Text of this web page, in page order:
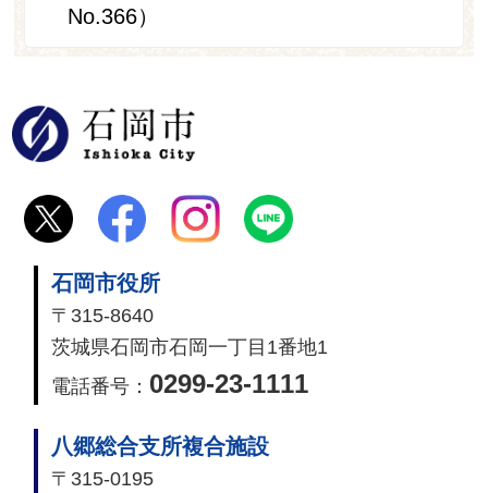
No.366）
石岡市役所
〒315-8640
茨城県石岡市石岡一丁目1番地1
電話番号： 0299-23-1111
八郷総合支所複合施設
〒315-0195